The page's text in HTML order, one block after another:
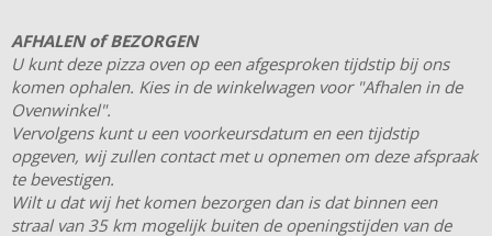
AFHALEN of BEZORGEN
U kunt deze pizza oven op een afgesproken tijdstip bij ons
komen ophalen. Kies in de winkelwagen voor "Afhalen in de
Ovenwinkel".
Vervolgens kunt u een voorkeursdatum en een tijdstip
opgeven, wij zullen contact met u opnemen om deze afspraak
te bevestigen.
Wilt u dat wij het komen bezorgen dan is dat binnen een
straal van 35 km mogelijk buiten de openingstijden van de